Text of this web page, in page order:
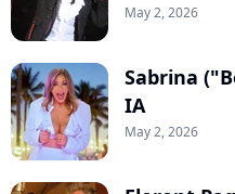
May 2, 2026
Sabrina
IA
May 2, 2026